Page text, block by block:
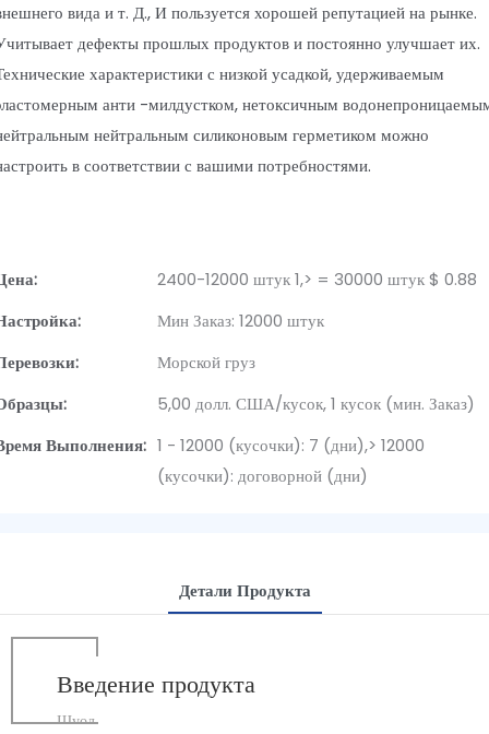
вида и т. Д., И пользуется хорошей репутацией на рынке.
дефекты прошлых продуктов и постоянно улучшает их.
характеристики с низкой усадкой, удерживаемым
анти -милдустком, нетоксичным
нейтральным силиконовым герметиком можно
в соответствии с вашими потребностями.
2400-12000 штук 1,> = 30000 штук $ 0.88
Мин Заказ: 12000 штук
Морской груз
5,00 долл. США/кусок, 1 кусок (мин. Заказ)
Выполнения: 1 - 12000 (кусочки): 7 (дни),> 12000
(кусочки): договорной (дни)
Детали Продукта
Введение продукта
Шуод